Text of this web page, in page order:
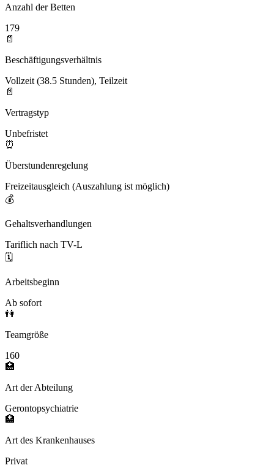
Anzahl der Betten
179
📄
Beschäftigungsverhältnis
Vollzeit (38.5 Stunden), Teilzeit
📄
Vertragstyp
Unbefristet
⏰
Überstundenregelung
Freizeitausgleich (Auszahlung ist möglich)
💰
Gehaltsverhandlungen
Tariflich nach TV-L
🗓️
Arbeitsbeginn
Ab sofort
👫
Teamgröße
160
🏥
Art der Abteilung
Gerontopsychiatrie
🏥
Art des Krankenhauses
Privat